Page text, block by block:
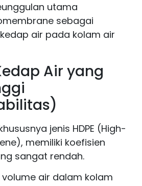
utama
sebagai
air pada kolam air
Air yang
jenis HDPE (High-
memiliki koefisien
sangat rendah.
air dalam kolam